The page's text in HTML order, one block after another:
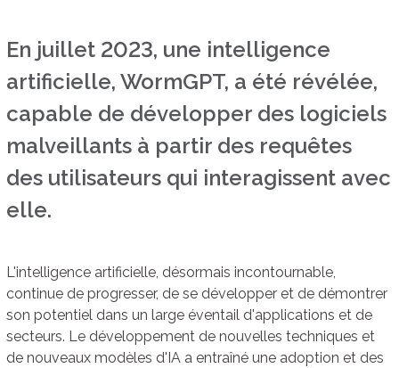
En juillet 2023, une intelligence
artificielle, WormGPT, a été révélée,
capable de développer des logiciels
malveillants à partir des requêtes
des utilisateurs qui interagissent avec
elle.
L'intelligence artificielle, désormais incontournable,
continue de progresser, de se développer et de démontrer
son potentiel dans un large éventail d'applications et de
secteurs. Le développement de nouvelles techniques et
de nouveaux modèles d'IA a entraîné une adoption et des